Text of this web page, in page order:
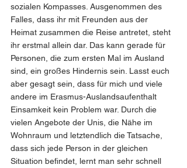
sozialen Kompasses. Ausgenommen des
Falles, dass ihr mit Freunden aus der
Heimat zusammen die Reise antretet, steht
ihr erstmal allein dar. Das kann gerade für
Personen, die zum ersten Mal im Ausland
sind, ein großes Hindernis sein. Lasst euch
aber gesagt sein, dass für mich und viele
andere im Erasmus-Auslandsaufenthalt
Einsamkeit kein Problem war. Durch die
vielen Angebote der Unis, die Nähe im
Wohnraum und letztendlich die Tatsache,
dass sich jede Person in der gleichen
Situation befindet, lernt man sehr schnell